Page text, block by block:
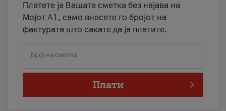
Платете ја Вашата сметка без најава на
Мојот А1, само внесете го бројот на
фактурата што сакате да ја платите.
Број на сметка
Плати